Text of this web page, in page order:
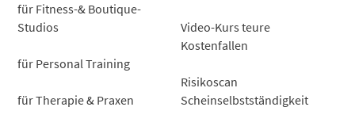
für Fitness-& Boutique-
Studios
für Personal Training
für Therapie & Praxen
Video-Kurs teure
Kostenfallen
Risikoscan
Scheinselbstständigkeit